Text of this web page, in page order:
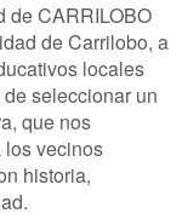
de CARRILOBO
de Carrilobo, a
locales
seleccionar un
que nos
los vecinos
historia,